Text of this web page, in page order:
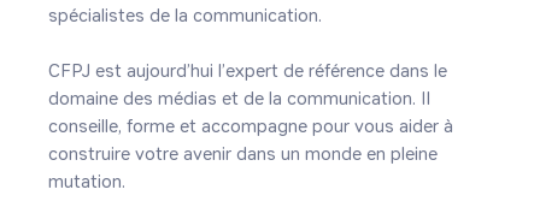
spécialistes de la communication.
CFPJ est aujourd’hui l’expert de référence dans le
domaine des médias et de la communication. Il
conseille, forme et accompagne pour vous aider à
construire votre avenir dans un monde en pleine
mutation.